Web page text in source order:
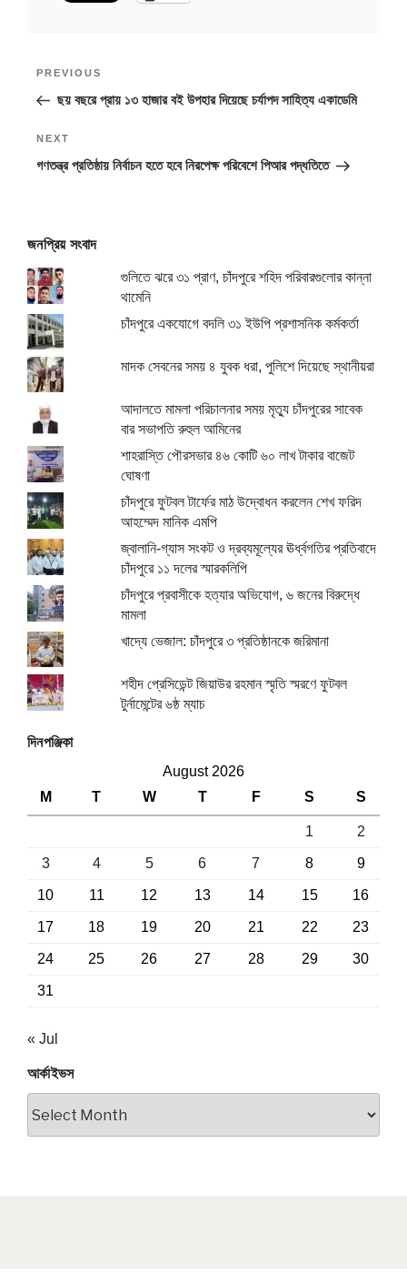
Previous
Post
PREVIOUS
ছয় বছরে প্রায় ১৩ হাজার বই উপহার দিয়েছে চর্যাপদ সাহিত্য একাডেমি
Next
Post
NEXT
গণতন্ত্র প্রতিষ্ঠায় নির্বাচন হতে হবে নিরপেক্ষ পরিবেশে পিআর পদ্ধতিতে
জনপ্রিয় সংবাদ
গুলিতে ঝরে ৩১ প্রাণ, চাঁদপুরে শহিদ পরিবারগুলোর কান্না
থামেনি
চাঁদপুরে একযোগে বদলি ৩১ ইউপি প্রশাসনিক কর্মকর্তা
মাদক সেবনের সময় ৪ যুবক ধরা, পুলিশে দিয়েছে স্থানীয়রা
আদালতে মামলা পরিচালনার সময় মৃত্যু চাঁদপুরের সাবেক
বার সভাপতি রুহুল আমিনের
শাহরাস্তি পৌরসভার ৪৬ কোটি ৬০ লাখ টাকার বাজেট
ঘোষণা
চাঁদপুরে ফুটবল টার্ফের মাঠ উদ্বোধন করলেন শেখ ফরিদ
আহম্মেদ মানিক এমপি
জ্বালানি-গ্যাস সংকট ও দ্রব্যমূল্যের ঊর্ধ্বগতির প্রতিবাদে
চাঁদপুরে ১১ দলের স্মারকলিপি
চাঁদপুরে প্রবাসীকে হত্যার অভিযোগ, ৬ জনের বিরুদ্ধে
মামলা
খাদ্যে ভেজাল: চাঁদপুরে ৩ প্রতিষ্ঠানকে জরিমানা
শহীদ প্রেসিডেন্ট জিয়াউর রহমান স্মৃতি স্মরণে ফুটবল
টুর্নামেন্টের ৬ষ্ঠ ম্যাচ
দিনপঞ্জিকা
August 2026
M
T W T F S S
1 2
3 4 5 6 7 8 9
10 11 12 13 14 15 16
17 18 19 20 21 22 23
24 25 26 27 28 29 30
31
« Jul
আর্কাইভস